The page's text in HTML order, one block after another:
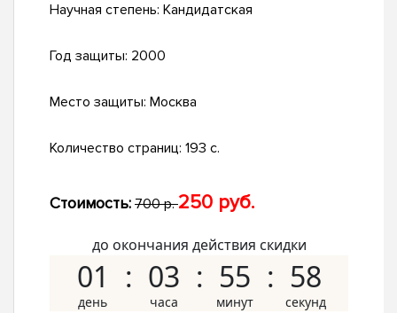
Научная степень: Кандидатская
Год защиты: 2000
Место защиты: Москва
Количество страниц: 193 с.
Стоимость: 700 р.250 руб.
до окончания действия скидки
01 03 55 57